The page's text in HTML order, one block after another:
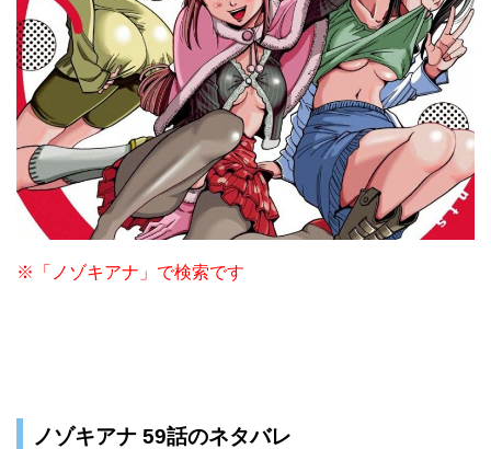
※「ノゾキアナ」で検索です
ノゾキアナ 59話のネタバレ